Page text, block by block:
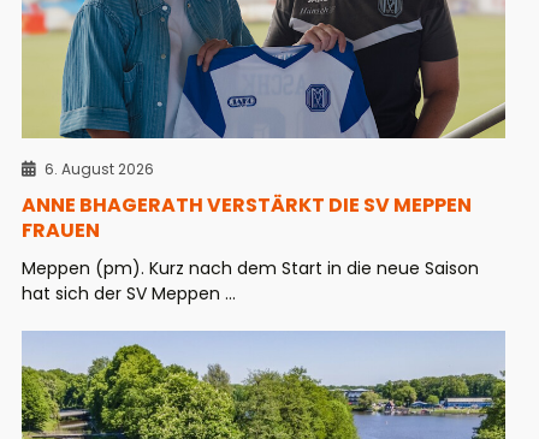
6. August 2026
ANNE BHAGERATH VERSTÄRKT DIE SV MEPPEN
FRAUEN
Meppen (pm). Kurz nach dem Start in die neue Saison
hat sich der SV Meppen ...